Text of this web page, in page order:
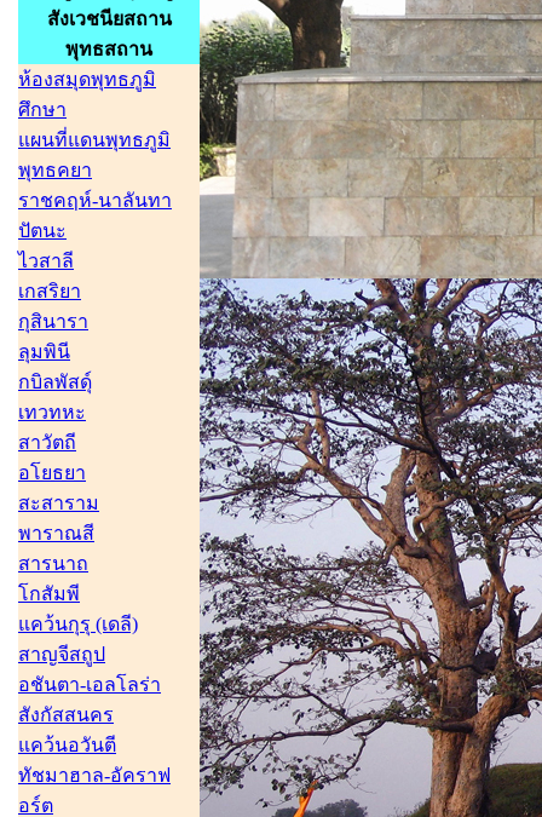
สังเวชนียสถาน
พุทธสถาน
ห้องสมุดพุทธภูมิ
ศึกษา
แผนที่แดนพุทธภูมิ
พุทธคยา
ราชคฤห์-นาลันทา
ปัตนะ
ไวสาลี
เกสริยา
กุสินารา
ลุมพินี
กบิลพัสดุ์
เทวทหะ
สาวัตถี
อโยธยา
สะสาราม
พาราณสี
สารนาถ
โกสัมพี
แคว้นกุรุ (เดลี)
สาญจีสถูป
อชันตา-เอลโลร่า
สังกัสสนคร
แคว้นอวันตี
ทัชมาฮาล-อัคราฟ
อร์ต